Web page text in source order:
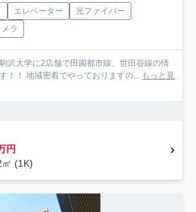
エレベーター
光ファイバー
ラ
沢大学に2店舗で田園都市線、世田谷線の情
！！ 地域密着でやっておりますの... もっと見
円
(1K)